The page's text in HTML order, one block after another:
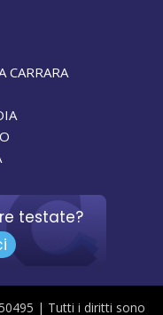
CARRARA
testate?
| Tutti i diritti sono